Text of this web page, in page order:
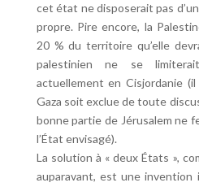
cet état ne disposerait pas
propre. Pire encore, la
20 % du territoire qu’elle
palestinien ne se
actuellement en Cisjordanie
Gaza soit exclue de toute
bonne partie de Jérusalem ne
l’État envisagé).
La solution à « deux États »,
auparavant, est une invention